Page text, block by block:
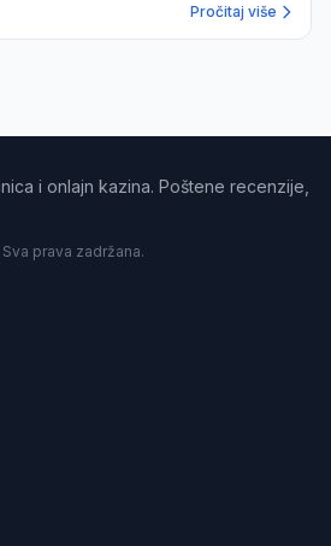
Pročitaj više
i onlajn kazina. Poštene recenzije,
prava zadržana.